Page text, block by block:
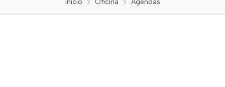
Inicio Oficina Agendas